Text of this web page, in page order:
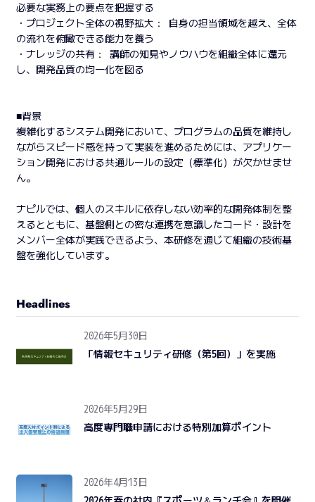
必要な実務上の要点を把握する
・プロジェクト全体の視野拡大： 自身の担当領域を越え、全体
の流れを俯瞰できる能力を養う
・ナレッジの共有： 講師の知見やノウハウを組織全体に還元
し、開発品質の均一化を図る
■背景
複雑化するシステム開発において、プログラムの品質を維持し
ながらスピード感を持って実装を進めるためには、アプリケー
ション開発における共通ルールの設定（標準化）が欠かせませ
ん。
ナピルでは、個人のスキルに依存しない効率的な開発体制を整
えるとともに、基盤側との密な連携を意識したコード・設計を
メンバー全体が実践できるよう、本研修を通じて組織の技術基
盤を強化しています。
Headlines
2026年5月30日
「情報セキュリティ研修（第5回）」を実施
2026年5月29日
高度専門職申請における特別加算ポイント
2026年4月13日